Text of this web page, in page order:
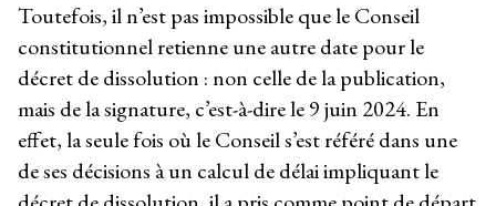
Toutefois, il n’est pas impossible que le Conseil
constitutionnel retienne une autre date pour le
décret de dissolution : non celle de la publication,
mais de la signature, c’est-à-dire le 9 juin 2024. En
effet, la seule fois où le Conseil s’est référé dans une
de ses décisions à un calcul de délai impliquant le